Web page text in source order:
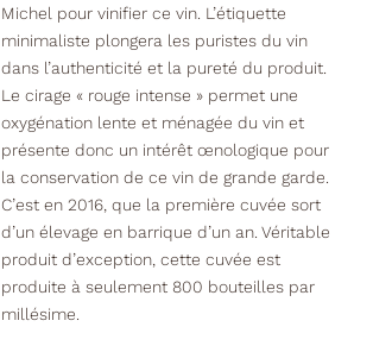
Michel pour vinifier ce vin. L’étiquette
minimaliste plongera les puristes du vin
dans l’authenticité et la pureté du produit.
Le cirage « rouge intense » permet une
oxygénation lente et ménagée du vin et
présente donc un intérêt œnologique pour
la conservation de ce vin de grande garde.
C’est en 2016, que la première cuvée sort
d’un élevage en barrique d’un an. Véritable
produit d’exception, cette cuvée est
produite à seulement 800 bouteilles par
millésime.